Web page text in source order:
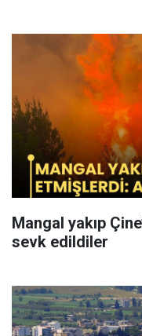
Mangal yakıp
sevk edildiler